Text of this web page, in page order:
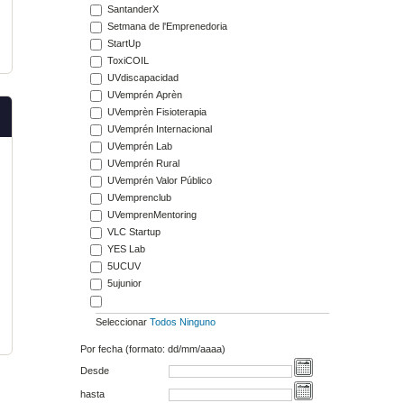
SantanderX
Setmana de l'Emprenedoria
StartUp
ToxiCOIL
UVdiscapacidad
UVemprén Aprèn
UVemprèn Fisioterapia
UVemprén Internacional
UVemprén Lab
UVemprén Rural
UVemprén Valor Público
UVemprenclub
UVemprenMentoring
VLC Startup
YES Lab
5UCUV
5ujunior
Seleccionar Todos Ninguno
Por fecha (formato: dd/mm/aaaa)
Desde
hasta